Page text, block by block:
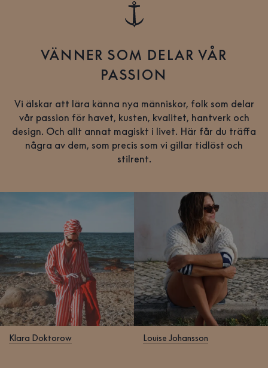
VÄNNER SOM DELAR VÅR
PASSION
Vi älskar att lära känna nya människor, folk som delar
vår passion för havet, kusten, kvalitet, hantverk och
design. Och allt annat magiskt i livet. Här får du träffa
några av dem, som precis som vi gillar tidlöst och
stilrent.
Klara Doktorow Louise Johansson